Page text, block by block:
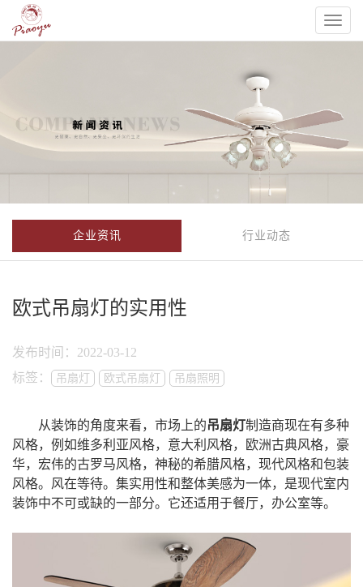
Toggle
企业资讯 行业动态
欧式吊扇灯的实用性
发布时间：2022-03-12
标签：
吊扇灯 ​欧式吊扇灯 吊扇照明
从装饰的角度来看，市场上的吊扇灯制造商现在有多种
风格，例如维多利亚风格，意大利风格，欧洲古典风格，豪
华，宏伟的古罗马风格，神秘的希腊风格，现代风格和包装
风格。风在等待。集实用性和整体美感为一体，是现代室内
装饰中不可或缺的一部分。它还适用于餐厅，办公室等。